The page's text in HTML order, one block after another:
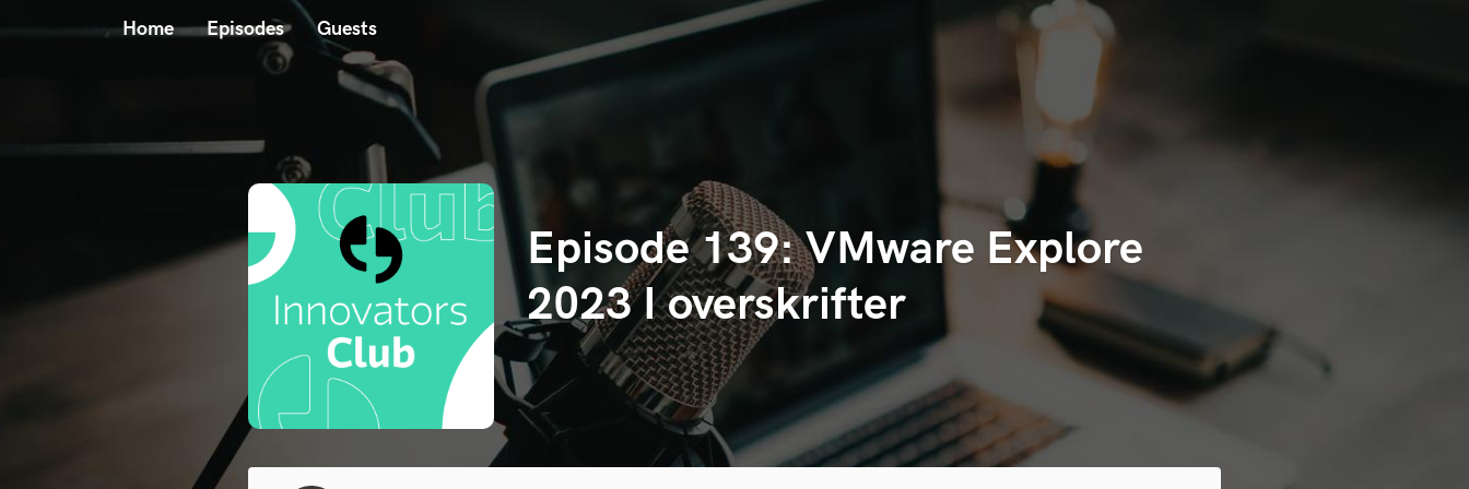
Home Episodes Guests
Episode 139: VMware Explore
2023 I overskrifter